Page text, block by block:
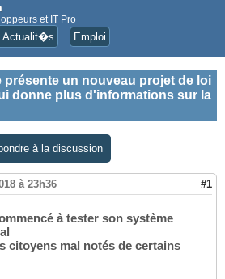
et IT Pro
Actualit�s Emploi
présente un nouveau projet de loi
donne plus d'informations sur la
à la discussion
à 23h36 #1
à tester son système
citoyens mal notés de certains